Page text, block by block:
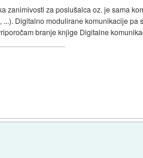
zanimivosti za poslušalca oz. je sama
Digitalno modulirane komunikacije
branje knjige Digitalne